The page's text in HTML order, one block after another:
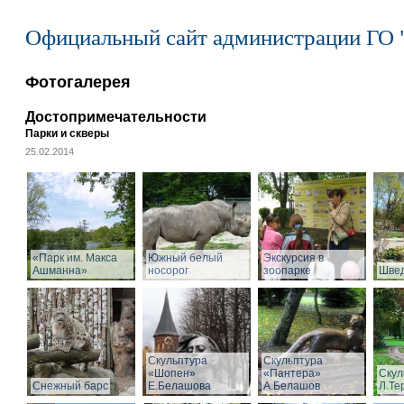
Официальный сайт администрации ГО
Фотогалерея
Достопримечательности
Парки и скверы
25.02.2014
«Парк им. Макса
Ашманна»
Южный белый
носорог
Экскурсия в
зоопарке
Снежный барс
Скульптура
«Шопен»
Е.Белашова
Скульптура
«Пантера»
А.Белашов